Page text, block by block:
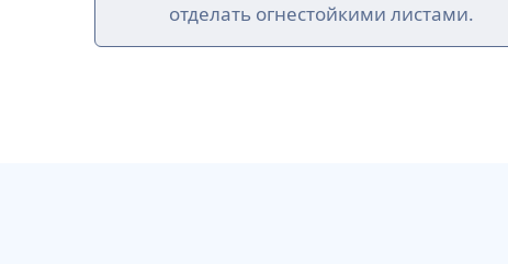
отделать огнестойкими листами.